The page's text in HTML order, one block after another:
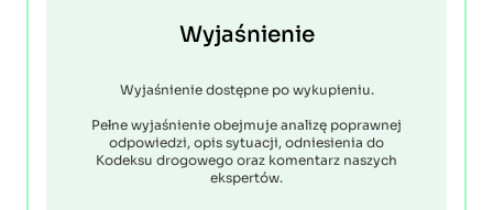
Wyjaśnienie
Wyjaśnienie dostępne po wykupieniu.
Pełne wyjaśnienie obejmuje analizę poprawnej
odpowiedzi, opis sytuacji, odniesienia do
Kodeksu drogowego oraz komentarz naszych
ekspertów.